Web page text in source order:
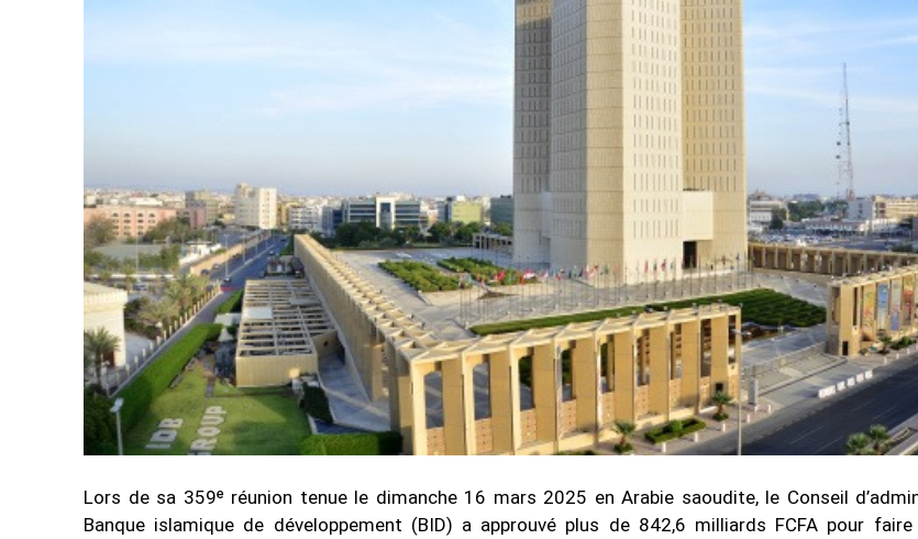
Lors de sa 359ᵉ réunion tenue le dimanche 16 mars 2025 en Arabie saoudite, le Conseil
Banque islamique de développement (BID) a approuvé plus de 842,6 milliards FCFA pour